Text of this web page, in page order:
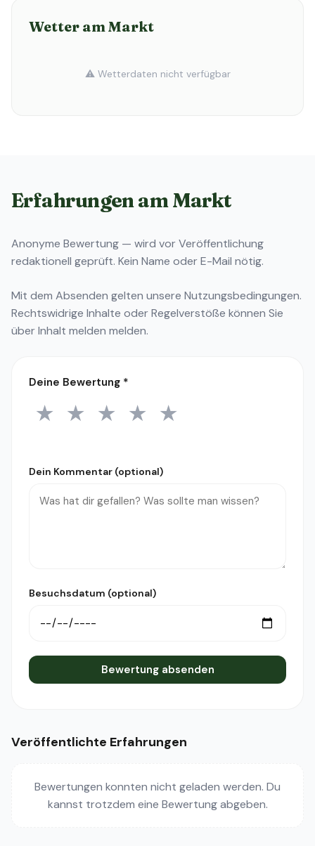
Wetter am Markt
⚠️ Wetterdaten nicht verfügbar
Erfahrungen am Markt
Anonyme Bewertung — wird vor Veröffentlichung
redaktionell geprüft. Kein Name oder E-Mail nötig.
Mit dem Absenden gelten unsere Nutzungsbedingungen.
Rechtswidrige Inhalte oder Regelverstöße können Sie
überInhalt melden melden.
Deine Bewertung *
1 Stern
★ 2 Sterne
★ 3 Sterne
★ 4 Sterne
★ 5 Sterne
★
Dein Kommentar (optional)
Besuchsdatum (optional)
Bewertung absenden
Veröffentlichte Erfahrungen
Bewertungen konnten nicht geladen werden. Du
kannst trotzdem eine Bewertung abgeben.